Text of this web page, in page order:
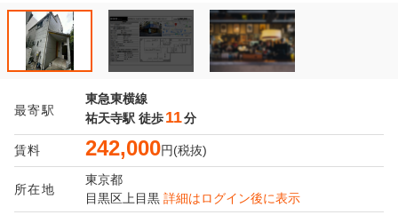
最寄駅
東急東横線
祐天寺駅 徒歩11分
賃料 242,000円(税抜)
所在地
東京都
目黒区 上目黒 詳細はログイン後に表示